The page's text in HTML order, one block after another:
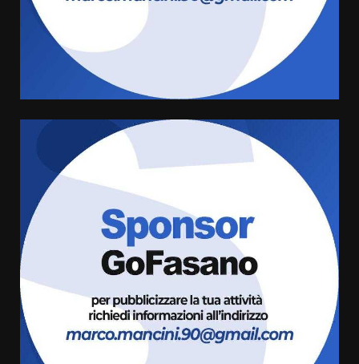
Carta d’identità: continua il piano
di aperture straordinarie del
Comune di Fasano
cittadina di Fratelli d’Italia,
pronta a tornare in Consiglio
comunale
6 Agosto 2026 08:00
Cura dei beni comuni e
cittadinanza attiva: online
l’avviso per la gestione
condivisa della Villetta di
Laureto
La magia del Minareto e la prima
assoluta de “L’Albergo
Belvedere. Il rapimento”